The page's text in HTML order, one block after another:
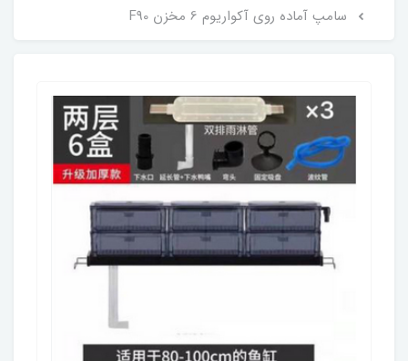
سامپ آماده روی آکواریوم 6 مخزن F90